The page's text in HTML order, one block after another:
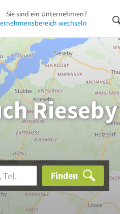
Sie sind ein Unternehmen?
wechseln
Rieseby
Finden